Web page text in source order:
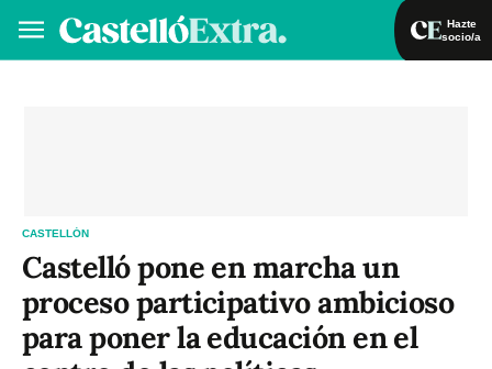
Hazte
socio/a
CASTELLÓN
Castelló pone en marcha un
proceso participativo ambicioso
para poner la educación en el